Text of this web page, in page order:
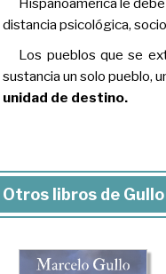
distancia psicológica,
Los pueblos que se
sustancia un solo pueblo,
unidad de destino.
Otros libros de